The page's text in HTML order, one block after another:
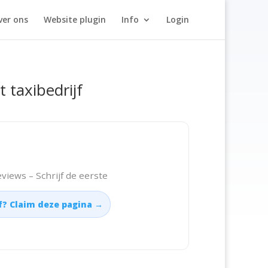
ons Website plugin Info Login
taxibedrijf
– Schrijf de eerste
Claim deze pagina →